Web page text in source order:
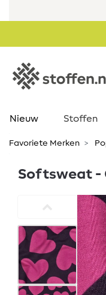
Nieuw Stoffen
Favoriete Merken
Softsweat -